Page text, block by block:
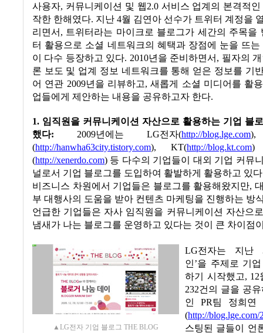
사용자, 커뮤니케이션 및 웹2.0 서비스 업계의 본격적
작한 한해였다. 지난 4월 김연아 선수가 트위터 계정을
리면서 , 트위터라는 마이크로 블로그가 세간의 주목을
터 활용으로 소셜 네트워크의 혜택과 장점에 눈을 뜨
이 다수 등장하고 있다. 2010년을 준비하면서 , 필자의
론 보도 및 업계 정보 네트워크를 통해 얻은 정보를 기
어 연관 2009년을 리뷰하고,새롭게 소셜 미디어를 활
업들에게 제안하는 내용을 공유하고자 한다.
1. 임직원을 커뮤니케이션 자산으로 활용하는 기업 블
했다: 2009년에는 LG전자(http://blog.lge.com
(http://hanwha63city.tistory.com), KT(http://blog.kt.com
(http://xenerdo.com) 등 다수의 기업들이 대외 기업 커뮤
널로서 기업 블로그를 도입하여 활발하게 활용하고 있다
비즈니스 차원에서 기업들은 블로그를 활용해왔지만,
부 대행사의 도움을 받아 컨텐츠 마케팅을 진행하는 방
언급한 기업들은 자사 임직원을 커뮤니케이션 자산으
냄새가 나는 블로그를 운영하고 있다는 것이 큰 차이점
▲LG전자 기업 블로그 THE BLOG
LG전자는 지난
인’을 주제로 기
하기 시작했고, 12
232건의 글을 공
인
PR팀 정희연
(http://blog.lge.com/
스팅된 글들이 언